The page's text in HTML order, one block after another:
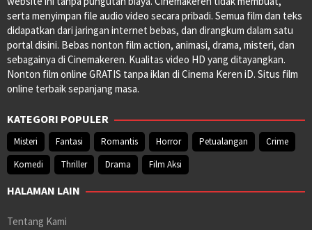
serta menyimpan file audio video secara pribadi. Semua film dan teks
didapatkan dari jaringan internet bebas, dan dirangkum dalam satu
portal disini. Bebas nonton film action, animasi, drama, misteri, dan
sebagainya di Cinemakeren. Kualitas video HD yang ditayangkan.
Nonton film online GRATIS tanpa iklan di Cinema Keren iD. Situs film
online terbaik sepanjang masa.
KATEGORI POPULER
Misteri Fantasi Romantis Horror Petualangan
Crime
Komedi
Thriller Drama Film Aksi
HALAMAN LAIN
Tentang Kami